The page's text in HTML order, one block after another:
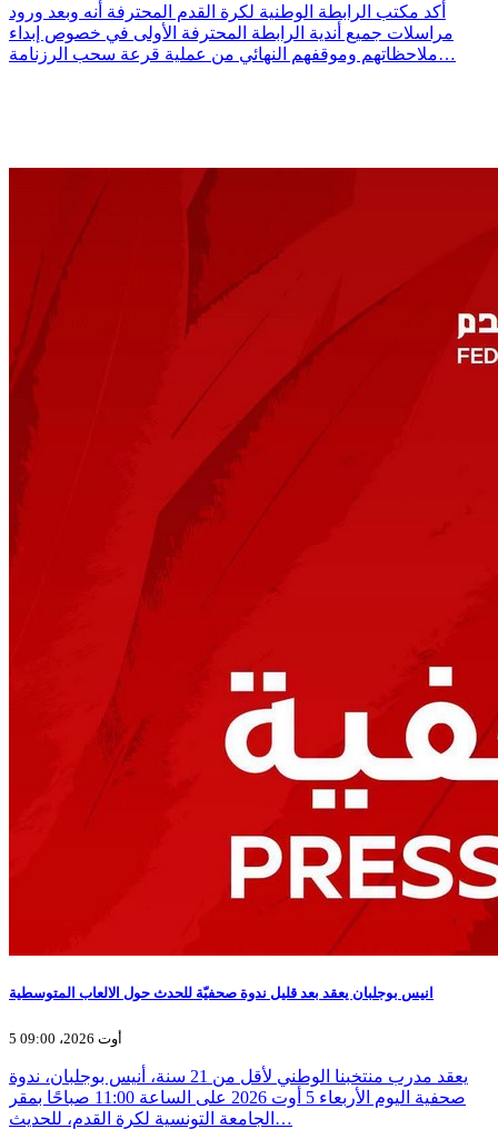
أكد مكتب الرابطة الوطنية لكرة القدم المحترفة أنه وبعد ورود
مراسلات جميع أندية الرابطة المحترفة الأولى في خصوص إبداء
ملاحظاتهم وموقفهم النهائي من عملية قرعة سحب الرزنامة…
انيس بوجلبان يعقد بعد قليل ندوة صحفيّة للحدث حول الالعاب المتوسطية
5 أوت 2026، 09:00
يعقد مدرب منتخبنا الوطني لأقل من 21 سنة، أنيس بوجلبان، ندوة
صحفية اليوم الأربعاء 5 أوت 2026 على الساعة 11:00 صباحًا بمقر
الجامعة التونسية لكرة القدم، للحديث…